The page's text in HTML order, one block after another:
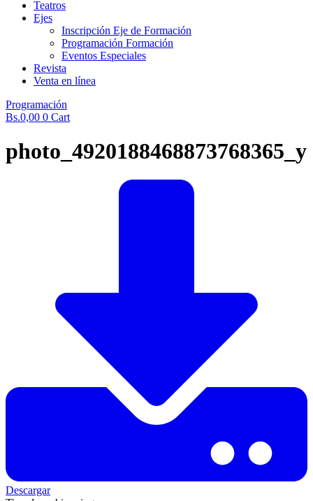
Teatros
Ejes
Inscripción Eje de Formación
Programación Formación
Eventos Especiales
Revista
Venta en línea
Programación
Bs.0,00 0 Cart
photo_4920188468873768365_y
Descargar